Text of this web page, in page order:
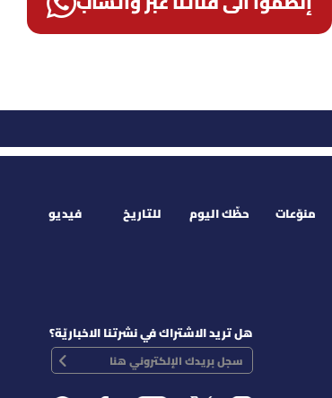
منوّعات حظّك اليوم للتاريخ فيديو
هل تريد الاشتراك في نشرتنا الاخباريّة؟